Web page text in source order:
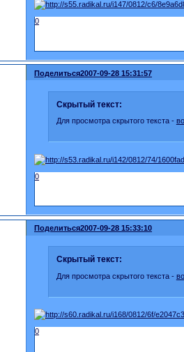
0
Поделиться2007-09-28 15:31:57
Скрытый текст:
Для просмотра скрытого текста -
0
Поделиться2007-09-28 15:33:10
Скрытый текст:
Для просмотра скрытого текста -
0